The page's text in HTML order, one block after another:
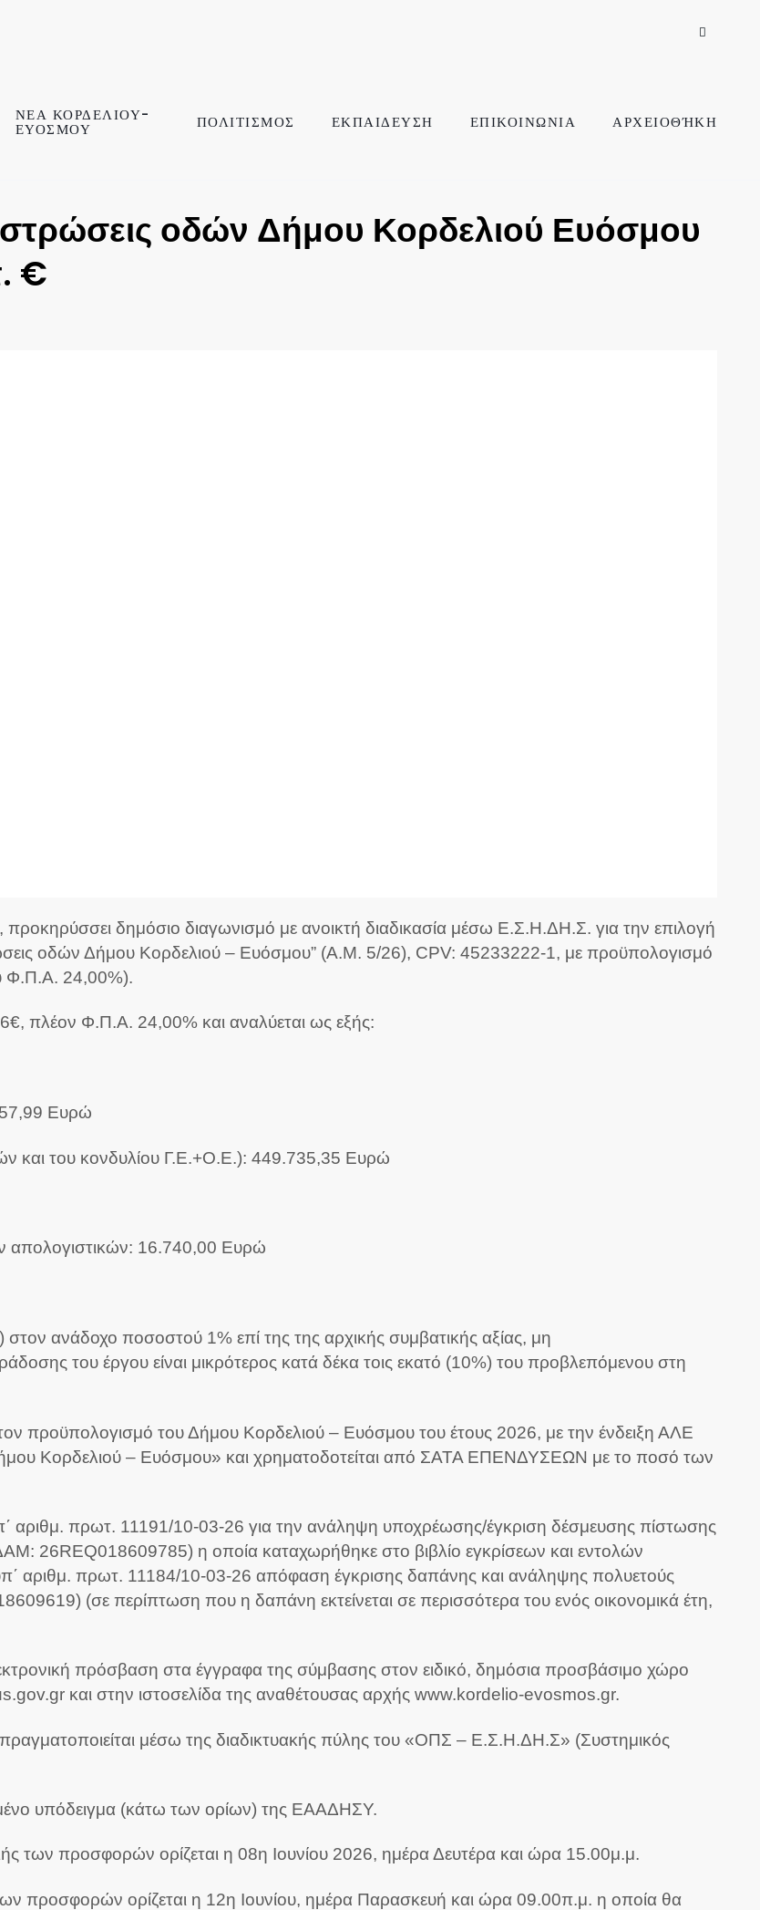
ΝΕΑ ΚΟΡΔΕΛΙΟΥ-
ΕΥΟΣΜΟΥ ΠΟΛΙΤΙΣΜΟΣ ΕΚΠΑΙΔΕΥΣΗ ΕΠΙΚΟΙΝΩΝΙΑ ΑΡΧΕΙΟΘΉΚΗ
οδών Δήμου Κορδελιού Ευόσμου
€
δημόσιο διαγωνισμό με ανοικτή διαδικασία μέσω Ε.Σ.Η.ΔΗ.Σ. για την επιλογή
οδών Δήμου Κορδελιού – Ευόσμου” (Α.Μ. 5/26), CPV: 45233222-1, με προϋπολογισμό
Φ.Π.Α. 24,00%).
πλέον Φ.Π.Α. 24,00% και αναλύεται ως εξής:
Ευρώ
και του κονδυλίου Γ.Ε.+Ο.Ε.): 449.735,35 Ευρώ
απολογιστικών: 16.740,00 Ευρώ
ανάδοχο ποσοστού 1% επί της της αρχικής συμβατικής αξίας, μη
του έργου είναι μικρότερος κατά δέκα τοις εκατό (10%) του προβλεπόμενου στη
προϋπολογισμό του Δήμου Κορδελιού – Ευόσμου του έτους 2026, με την ένδειξη ΑΛΕ
Κορδελιού – Ευόσμου» και χρηματοδοτείται από ΣΑΤΑ ΕΠΕΝΔΥΣΕΩΝ με το ποσό των
αριθμ. πρωτ. 11191/10-03-26 για την ανάληψη υποχρέωσης/έγκριση δέσμευσης πίστωσης
26REQ018609785) η οποία καταχωρήθηκε στο βιβλίο εγκρίσεων και εντολών
αριθμ. πρωτ. 11184/10-03-26 απόφαση έγκρισης δαπάνης και ανάληψης πολυετούς
(σε περίπτωση που η δαπάνη εκτείνεται σε περισσότερα του ενός οικονομικά έτη,
πρόσβαση στα έγγραφα της σύμβασης στον ειδικό, δημόσια προσβάσιμο χώρο
και στην ιστοσελίδα της αναθέτουσας αρχής www.kordelio-evosmos.gr.
μέσω της διαδικτυακής πύλης του «ΟΠΣ – Ε.Σ.Η.ΔΗ.Σ» (Συστημικός
υπόδειγμα (κάτω των ορίων) της ΕΑΑΔΗΣΥ.
των προσφορών ορίζεται η 08η Ιουνίου 2026, ημέρα Δευτέρα και ώρα 15.00μ.μ.
προσφορών ορίζεται η 12η Ιουνίου, ημέρα Παρασκευή και ώρα 09.00π.μ. η οποία θα